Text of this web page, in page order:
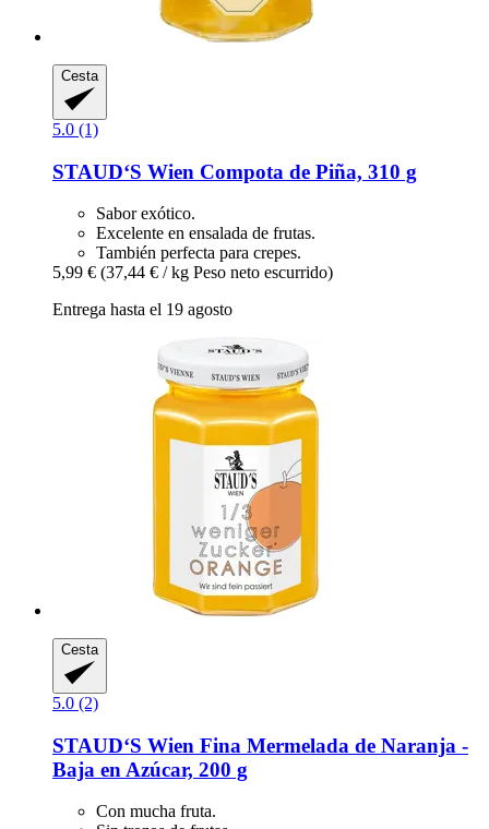
Cesta
5.0 (1)
STAUD‘S Wien Compota de Piña, 310 g
Sabor exótico.
Excelente en ensalada de frutas.
También perfecta para crepes.
5,99 € (37,44 € / kg Peso neto escurrido)
Entrega hasta el 19 agosto
Cesta
5.0 (2)
STAUD‘S Wien Fina Mermelada de Naranja -​
Baja en Azúcar, 200 g
Con mucha fruta.